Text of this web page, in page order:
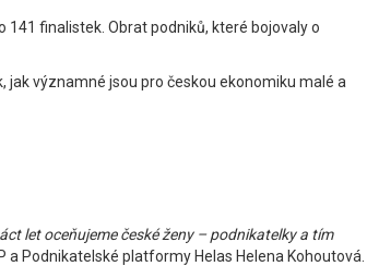
finalistek. Obrat podniků, které bojovaly o
jak významné jsou pro českou ekonomiku malé a
let oceňujeme české ženy – podnikatelky a tím
Podnikatelské platformy Helas Helena Kohoutová.